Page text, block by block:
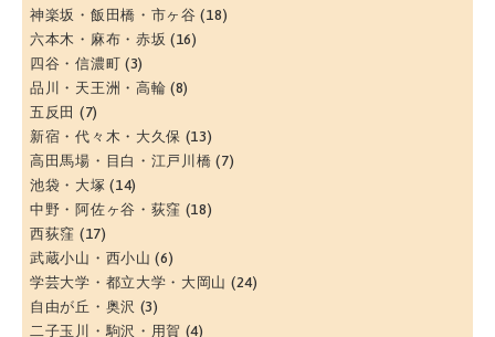
神楽坂・飯田橋・市ヶ谷 (18)
六本木・麻布・赤坂 (16)
四谷・信濃町 (3)
品川・天王洲・高輪 (8)
五反田 (7)
新宿・代々木・大久保 (13)
高田馬場・目白・江戸川橋 (7)
池袋・大塚 (14)
中野・阿佐ヶ谷・荻窪 (18)
西荻窪 (17)
武蔵小山・西小山 (6)
学芸大学・都立大学・大岡山 (24)
自由が丘・奥沢 (3)
二子玉川・駒沢・用賀 (4)